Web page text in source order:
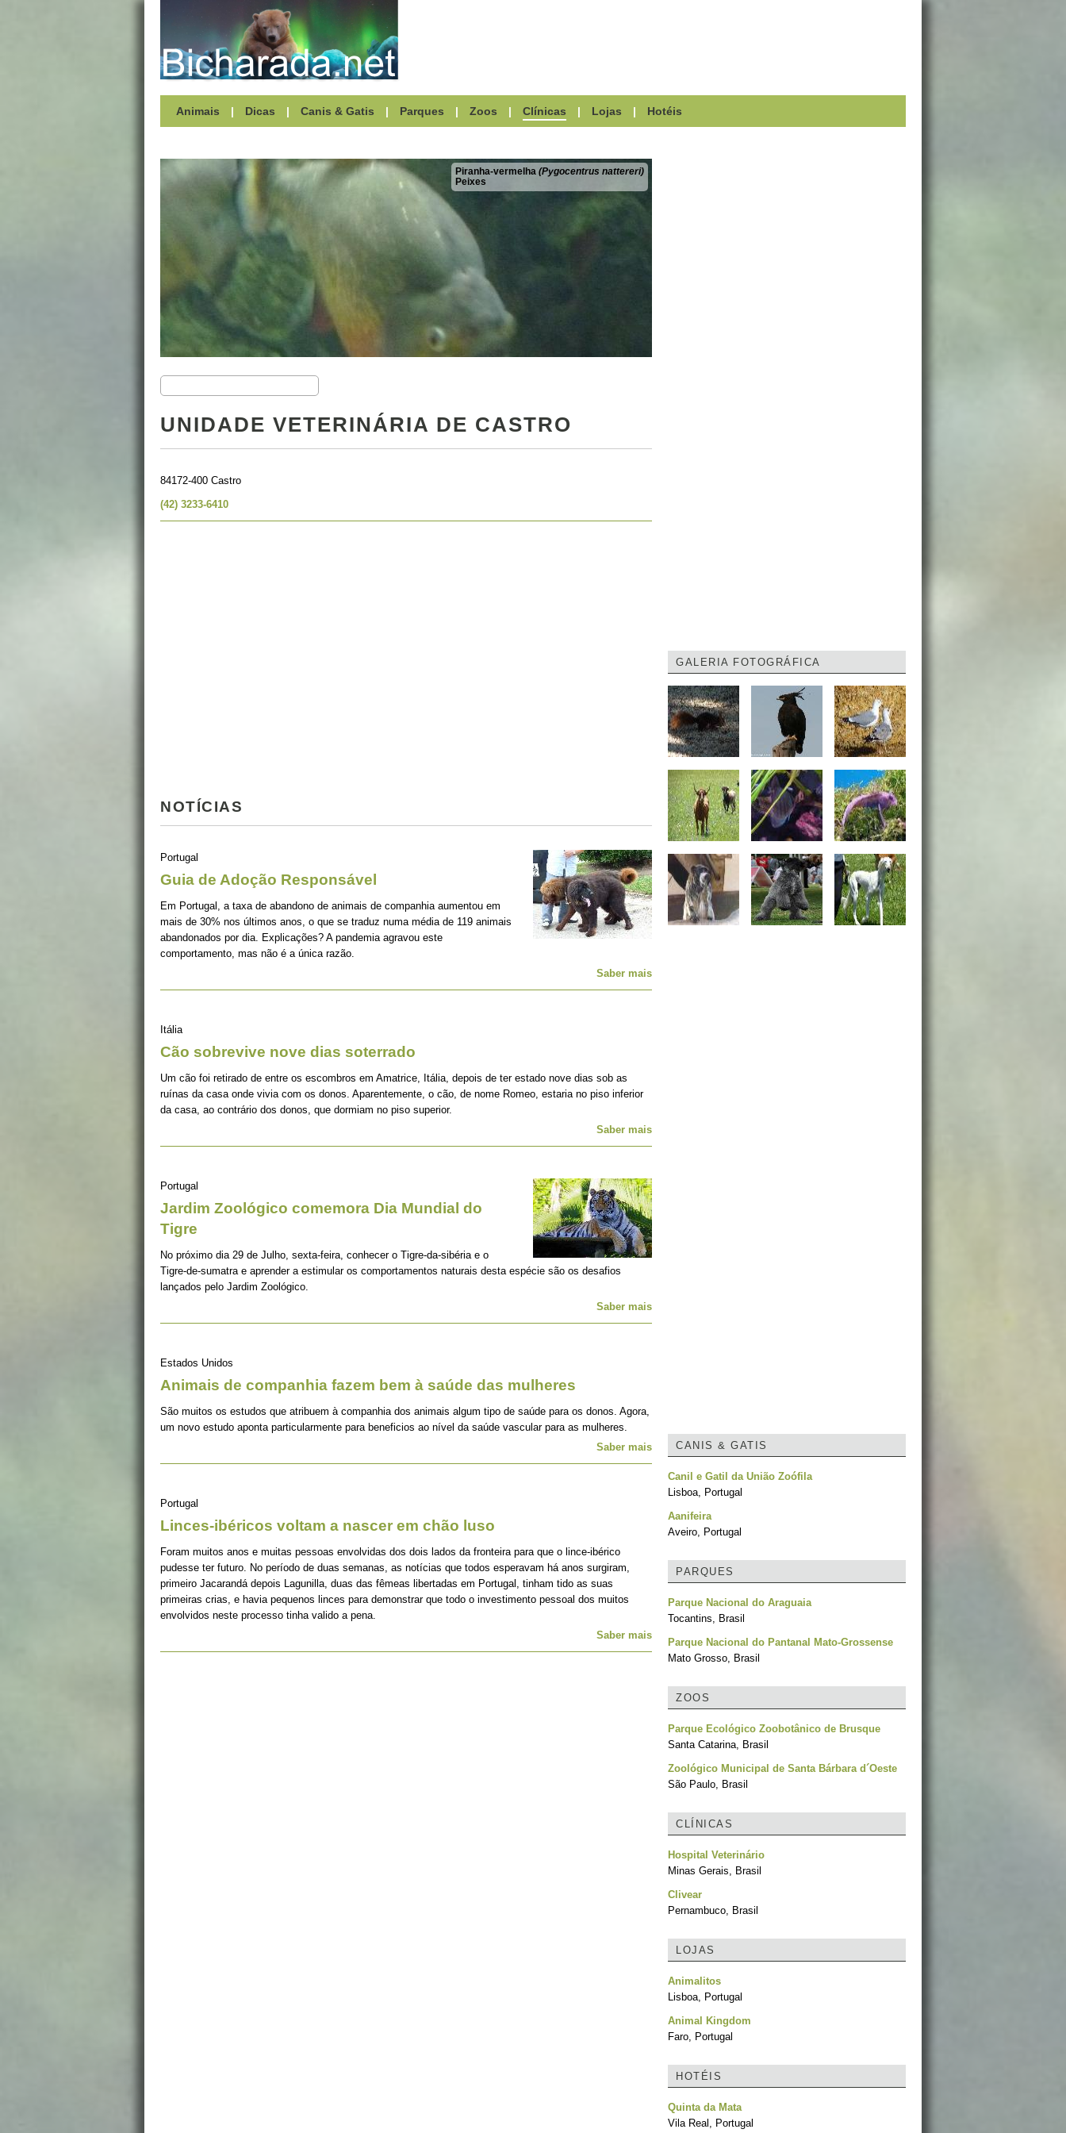
Animais | Dicas | Canis & Gatis | Parques | Zoos | Clínicas | Lojas | Hotéis
Piranha-vermelha (Pygocentrus nattereri)
Peixes
UNIDADE VETERINÁRIA DE CASTRO
84172-400 Castro
(42) 3233-6410
NOTÍCIAS
Portugal
Guia de Adoção Responsável
Em Portugal, a taxa de abandono de animais de companhia aumentou em
mais de 30% nos últimos anos, o que se traduz numa média de 119 animais
abandonados por dia. Explicações? A pandemia agravou este
comportamento, mas não é a única razão.
Saber mais
Itália
Cão sobrevive nove dias soterrado
Um cão foi retirado de entre os escombros em Amatrice, Itália, depois de ter estado nove dias sob as
ruínas da casa onde vivia com os donos. Aparentemente, o cão, de nome Romeo, estaria no piso inferior
da casa, ao contrário dos donos, que dormiam no piso superior.
Saber mais
Portugal
Jardim Zoológico comemora Dia Mundial do
Tigre
No próximo dia 29 de Julho, sexta-feira, conhecer o Tigre-da-sibéria e o
Tigre-de-sumatra e aprender a estimular os comportamentos naturais desta espécie são os desafios
lançados pelo Jardim Zoológico.
Saber mais
Estados Unidos
Animais de companhia fazem bem à saúde das mulheres
São muitos os estudos que atribuem à companhia dos animais algum tipo de saúde para os donos. Agora,
um novo estudo aponta particularmente para beneficios ao nível da saúde vascular para as mulheres.
Saber mais
Portugal
Linces-ibéricos voltam a nascer em chão luso
Foram muitos anos e muitas pessoas envolvidas dos dois lados da fronteira para que o lince-ibérico
pudesse ter futuro. No período de duas semanas, as notícias que todos esperavam há anos surgiram,
primeiro Jacarandá depois Lagunilla, duas das fêmeas libertadas em Portugal, tinham tido as suas
primeiras crias, e havia pequenos linces para demonstrar que todo o investimento pessoal dos muitos
envolvidos neste processo tinha valido a pena.
Saber mais
GALERIA FOTOGRÁFICA
CANIS & GATIS
Canil e Gatil da União Zoófila
Lisboa, Portugal
Aanifeira
Aveiro, Portugal
PARQUES
Parque Nacional do Araguaia
Tocantins, Brasil
Parque Nacional do Pantanal Mato-Grossense
Mato Grosso, Brasil
ZOOS
Parque Ecológico Zoobotânico de Brusque
Santa Catarina, Brasil
Zoológico Municipal de Santa Bárbara d´Oeste
São Paulo, Brasil
CLÍNICAS
Hospital Veterinário
Minas Gerais, Brasil
Clivear
Pernambuco, Brasil
LOJAS
Animalitos
Lisboa, Portugal
Animal Kingdom
Faro, Portugal
HOTÉIS
Quinta da Mata
Vila Real, Portugal